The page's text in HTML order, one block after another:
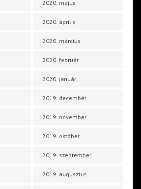
2020. május
2020. április
2020. március
2020. február
2020. január
2019. december
2019. november
2019. október
2019. szeptember
2019. augusztus